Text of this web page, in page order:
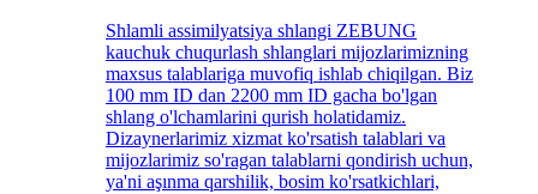
Shlamli assimilyatsiya shlangi ZEBUNG
kauchuk chuqurlash shlanglari mijozlarimizning
maxsus talablariga muvofiq ishlab chiqilgan. Biz
100 mm ID dan 2200 mm ID gacha bo'lgan
shlang o'lchamlarini qurish holatidamiz.
Dizaynerlarimiz xizmat ko'rsatish talablari va
mijozlarimiz so'ragan talablarni qondirish uchun,
ya'ni aşınma qarshilik, bosim ko'rsatkichlari,